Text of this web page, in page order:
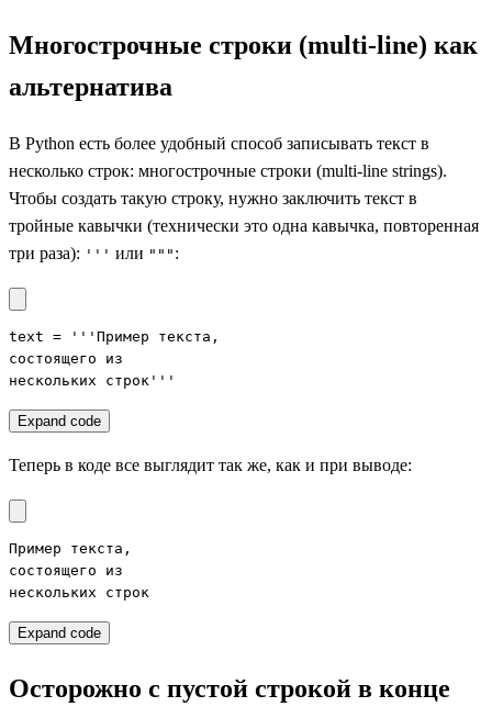
Многострочные строки (multi-line) как
альтернатива
В Python есть более удобный способ записывать текст в
несколько строк: многострочные строки (multi-line strings).
Чтобы создать такую строку, нужно заключить текст в
тройные кавычки (технически это одна кавычка, повторенная
три раза): ''' или """ :
text = '''Пример текста,
состоящего из
нескольких строк'''
Expand code
Теперь в коде все выглядит так же, как и при выводе:
Пример текста,
состоящего из
нескольких строк
Expand code
Осторожно с пустой строкой в конце